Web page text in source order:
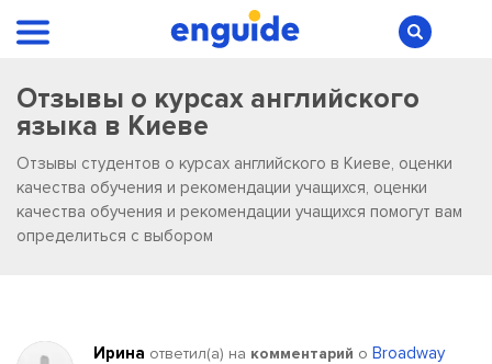
Отзывы о курсах английского
языка в Киеве
Отзывы студентов о курсах английского в Киеве, оценки
качества обучения и рекомендации учащихся, оценки
качества обучения и рекомендации учащихся помогут вам
определиться с выбором
Ирина ответил(a) на комментарий о Broadway